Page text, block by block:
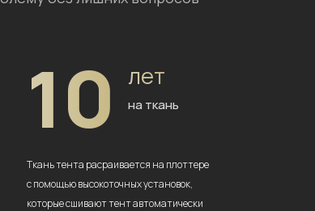
10 лет
на ткань
Ткань тента расраивается на плоттере
с помощью высокоточных установок,
которые сшивают тент автоматически